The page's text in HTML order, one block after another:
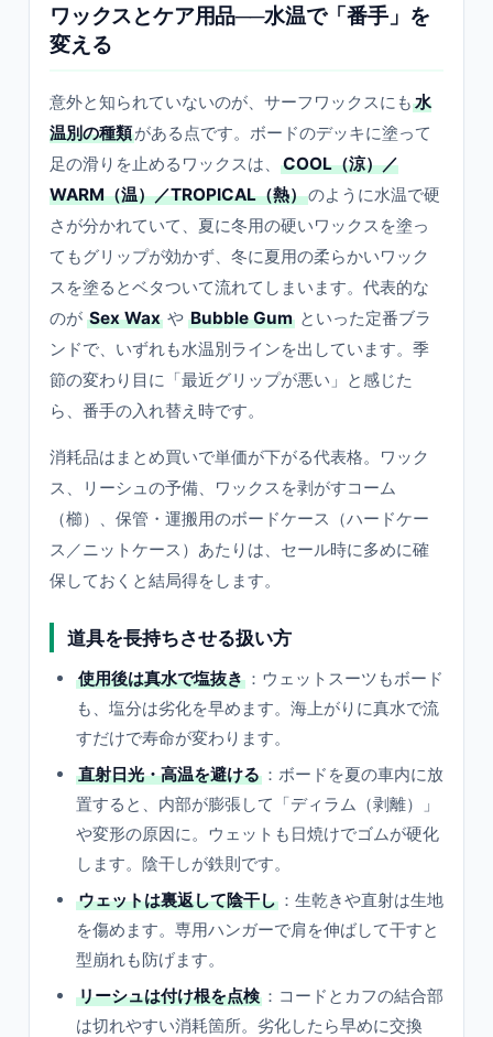
ワックスとケア用品──水温で「番手」を
変える
意外と知られていないのが、サーフワックスにも 水
温別の種類がある点です。ボードのデッキに塗って
足の滑りを止めるワックスは、
COOL（涼）／
WARM（温）／TROPICAL（熱）のように水温で硬
さが分かれていて、夏に冬用の硬いワックスを塗っ
てもグリップが効かず、冬に夏用の柔らかいワック
スを塗るとベタついて流れてしまいます。代表的な
のが Sex Wax や Bubble Gum といった定番ブラ
ンドで、いずれも水温別ラインを出しています。季
節の変わり目に「最近グリップが悪い」と感じた
ら、番手の入れ替え時です。
消耗品はまとめ買いで単価が下がる代表格。ワック
ス、リーシュの予備、ワックスを剥がすコーム
（櫛）、保管・運搬用のボードケース（ハードケー
ス／ニットケース）あたりは、セール時に多めに確
保しておくと結局得をします。
道具を長持ちさせる扱い方
使用後は真水で塩抜き ：ウェットスーツもボード
も、塩分は劣化を早めます。海上がりに真水で流
すだけで寿命が変わります。
直射日光・高温を避ける ：ボードを夏の車内に放
置すると、内部が膨張して「ディラム（剥離）」
や変形の原因に。ウェットも日焼けでゴムが硬化
します。陰干しが鉄則です。
ウェットは裏返して陰干し ：生乾きや直射は生地
を傷めます。専用ハンガーで肩を伸ばして干すと
型崩れも防げます。
リーシュは付け根を点検 ：コードとカフの結合部
は切れやすい消耗箇所。劣化したら早めに交換